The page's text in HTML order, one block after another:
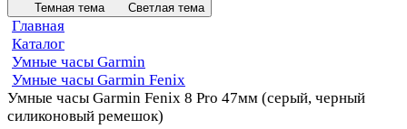
Темная тема Светлая тема
Главная
Каталог
Умные часы Garmin
Умные часы Garmin Fenix
Умные часы Garmin Fenix 8 Pro 47мм (серый, черный
силиконовый ремешок)